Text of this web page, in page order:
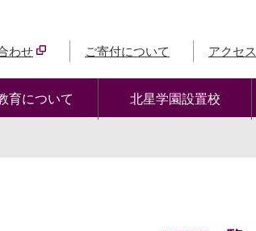
わせ ご寄付について アクセス
育について 北星学園設置校